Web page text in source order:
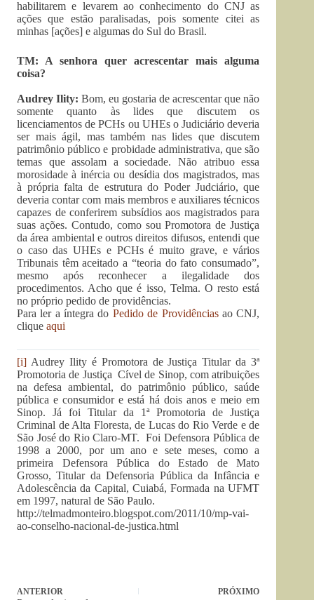
habilitarem e levarem ao conhecimento do CNJ as
ações que estão paralisadas, pois somente citei as
minhas [ações] e algumas do Sul do Brasil.
TM: A senhora quer acrescentar mais alguma
coisa?
Audrey Ility: Bom, eu gostaria de acrescentar que não
somente quanto às lides que discutem os
licenciamentos de PCHs ou UHEs o Judiciário deveria
ser mais ágil, mas também nas lides que discutem
patrimônio público e probidade administrativa, que são
temas que assolam a sociedade. Não atribuo essa
morosidade à inércia ou desídia dos magistrados, mas
à própria falta de estrutura do Poder Judciário, que
deveria contar com mais membros e auxiliares técnicos
capazes de conferirem subsídios aos magistrados para
suas ações. Contudo, como sou Promotora de Justiça
da área ambiental e outros direitos difusos, entendi que
o caso das UHEs e PCHs é muito grave, e vários
Tribunais têm aceitado a “teoria do fato consumado”,
mesmo após reconhecer a ilegalidade dos
procedimentos. Acho que é isso, Telma. O resto está
no próprio pedido de providências.
Para ler a íntegra do Pedido de Providênciasao CNJ,
clique aqui
[i] Audrey Ility é Promotora de Justiça Titular da 3ª
Promotoria de Justiça Cível de Sinop, com atribuições
na defesa ambiental, do patrimônio público, saúde
pública e consumidor e está há dois anos e meio em
Sinop. Já foi Titular da 1ª Promotoria de Justiça
Criminal de Alta Floresta, de Lucas do Rio Verde e de
São José do Rio Claro-MT. Foi Defensora Pública de
1998 a 2000, por um ano e sete meses, como a
primeira Defensora Pública do Estado de Mato
Grosso, Titular da Defensoria Pública da Infância e
Adolescência da Capital, Cuiabá, Formada na UFMT
em 1997, natural de São Paulo.
http://telmadmonteiro.blogspot.com/2011/10/mp-vai-
ao-conselho-nacional-de-justica.html
ANTERIOR PRÓXIMO